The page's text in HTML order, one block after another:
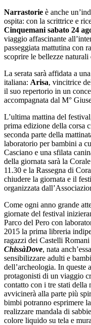
Narrastorie è anche
ospita: con la scrittrice e
Cinquemani sabato 24
viaggio affascinante
passeggiata mattutina con
scoprire le bellezze
La serata sarà affidata a
italiana: Arisa, vincitrice
il suo repertorio in un
accompagnata dal M°
L’ultima mattina del
prima edizione della corsa
seconda parte della
laboratorio per bambini a
Casciano e una sfilata
della giornata sarà la
11.30 e la Rassegna di
chiudere la giornata e il
organizzata
Come ogni anno grande
giornate del festival
Parco del Pero con
2015 la prima libreria
ragazzi dei Castelli Romani
ChissàDove, nata
sensibilizzare adulti e
dell’archeologia. In queste
protagonisti di un viaggio
contatto con i tre stati della
avvicinerà alla parte più
bimbi potranno esprimere
realizzare mandala di
colore liquido su tela e